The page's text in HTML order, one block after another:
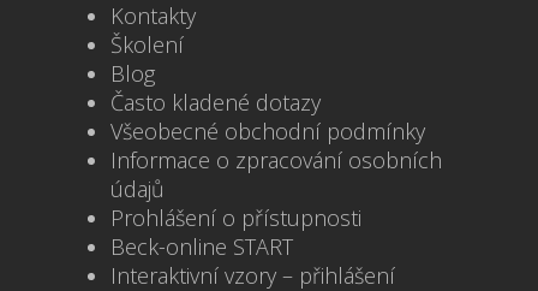
Kontakty
Školení
Blog
Často kladené dotazy
Všeobecné obchodní podmínky
Informace o zpracování osobních
údajů
Prohlášení o přístupnosti
Beck-online START
Interaktivní vzory – přihlášení